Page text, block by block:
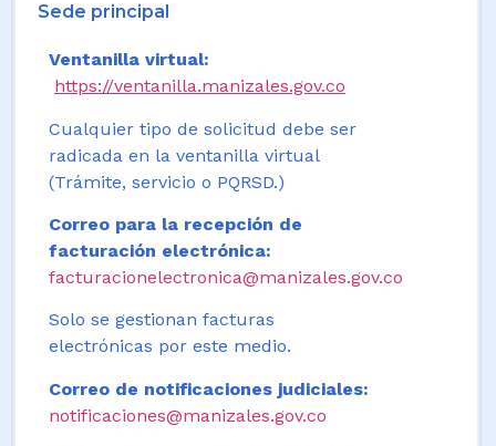
Sede principal
Ventanilla virtual:
https://ventanilla.manizales.gov.co
Cualquier tipo de solicitud debe ser
radicada en la ventanilla virtual
(Trámite, servicio o PQRSD.)
Correo para la recepción de
facturación electrónica:
facturacionelectronica@manizales.gov.co
Solo se gestionan facturas
electrónicas por este medio.
Correo de notificaciones judiciales:
notificaciones@manizales.gov.co